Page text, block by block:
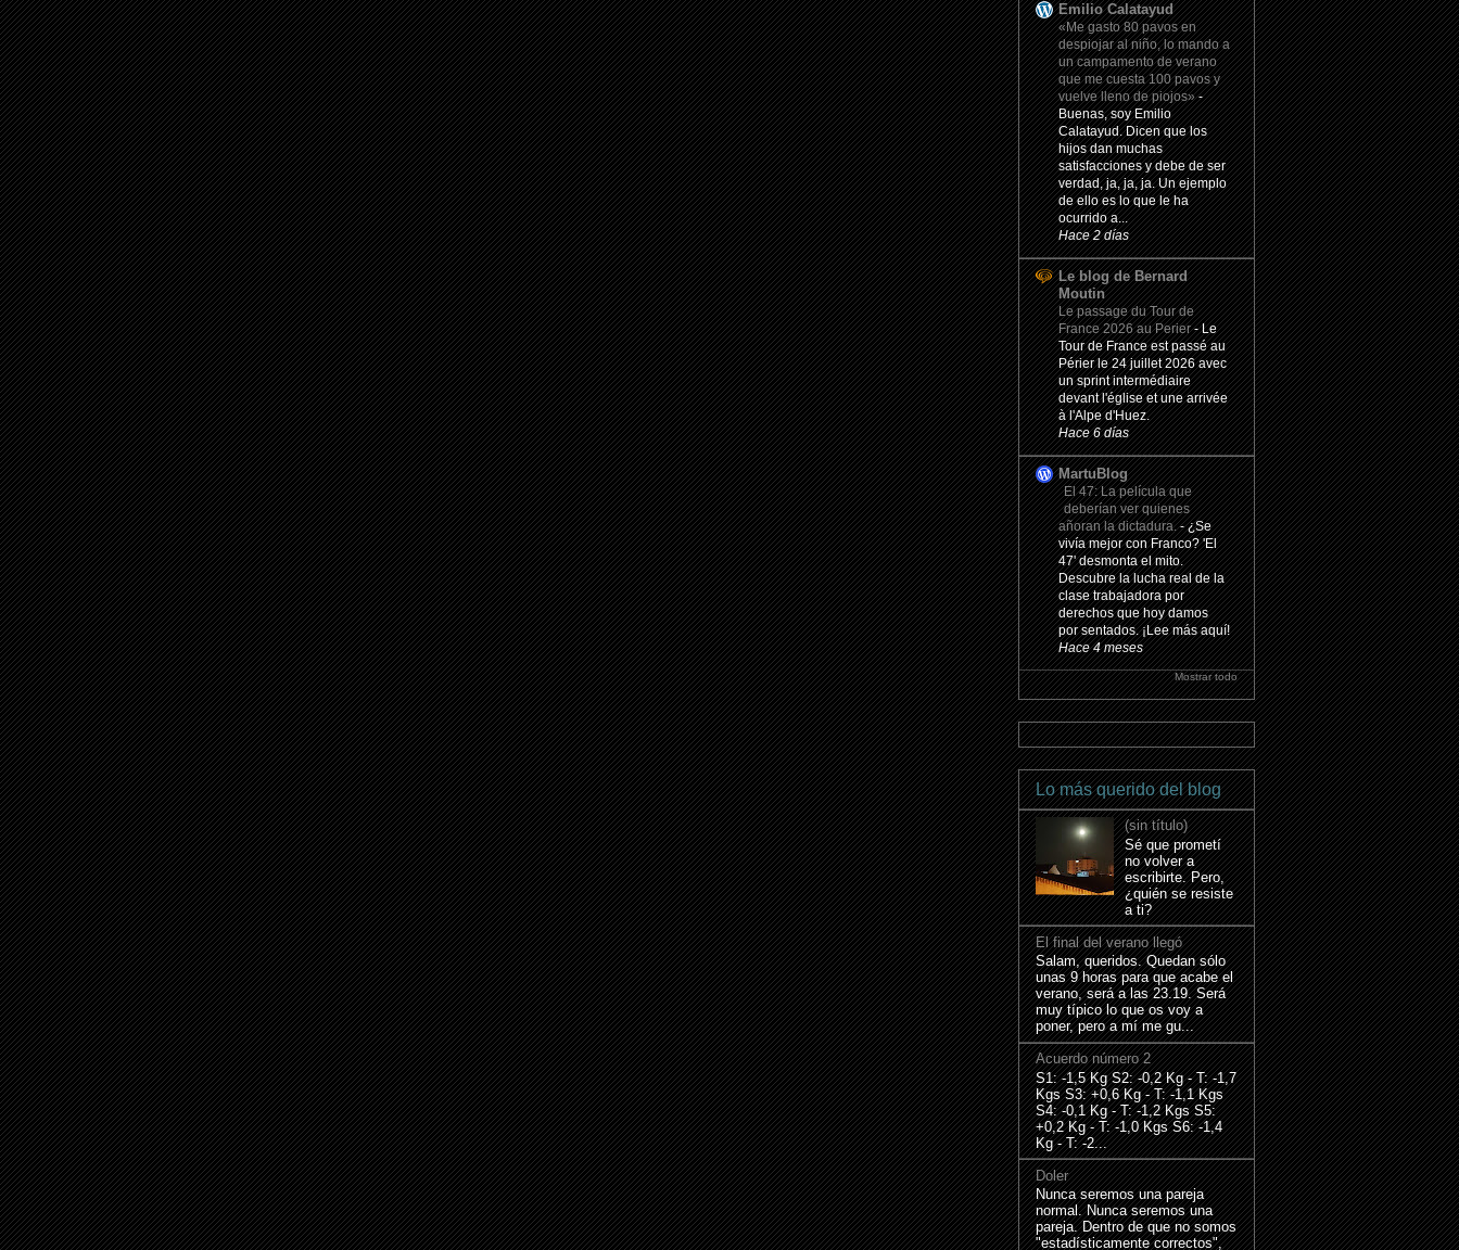
Emilio Calatayud
«Me gasto 80 pavos en
despiojar al niño, lo mando a
un campamento de verano
que me cuesta 100 pavos y
vuelve lleno de piojos»-
Buenas, soy Emilio
Calatayud. Dicen que los
hijos dan muchas
satisfacciones y debe de ser
verdad, ja, ja, ja. Un ejemplo
de ello es lo que le ha
ocurrido a...
Hace 2 días
Le blog de Bernard
Moutin
Le passage du Tour de
France 2026 au Perier-Le
Tour de France est passé au
Périer le 24 juillet 2026 avec
un sprint intermédiaire
devant l'église et une arrivée
à l'Alpe d'Huez.
Hace 6 días
MartuBlog
El 47: La película que
deberían ver quienes
añoran la dictadura.-¿Se
vivía mejor con Franco? 'El
47' desmonta el mito.
Descubre la lucha real de la
clase trabajadora por
derechos que hoy damos
por sentados. ¡Lee más aquí!
Hace 4 meses
Mostrar todo
Lo más querido del blog
(sin título)
Sé que prometí
no volver a
escribirte. Pero,
¿quién se resiste
a ti?
El final del verano llegó
Salam, queridos. Quedan sólo
unas 9 horas para que acabe el
verano, será a las 23.19. Será
muy típico lo que os voy a
poner, pero a mí me gu...
Acuerdo número 2
S1: -1,5 Kg S2: -0,2 Kg - T: -1,7
Kgs S3: +0,6 Kg - T: -1,1 Kgs
S4: -0,1 Kg - T: -1,2 Kgs S5:
+0,2 Kg - T: -1,0 Kgs S6: -1,4
Kg - T: -2...
Doler
Nunca seremos una pareja
normal. Nunca seremos una
pareja. Dentro de que no somos
"estadísticamente correctos",